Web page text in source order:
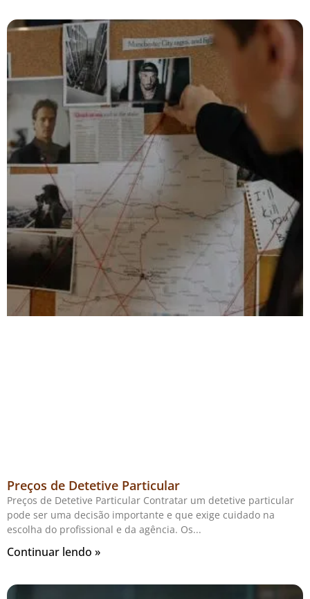
Preços de Detetive Particular
Preços de Detetive Particular Contratar um detetive particular
pode ser uma decisão importante e que exige cuidado na
escolha do profissional e da agência. Os
Continuar lendo »